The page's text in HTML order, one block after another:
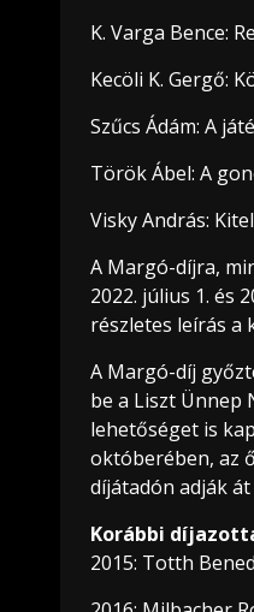
K. Varga Bence:
Kecöli K. Gergő:
Szűcs Ádám: A
Török Ábel: A
Visky András:
A Margó-díjra,
2022. július 1. és
részletes leírás a
A Margó-díj
be a Liszt Ünnep
lehetőséget is
októberében, az
díjátadón adják
Korábbi
2015: Totth